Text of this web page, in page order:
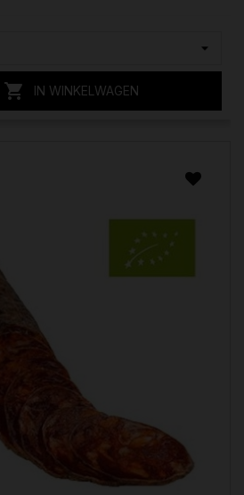
 IN WINKELWAGEN